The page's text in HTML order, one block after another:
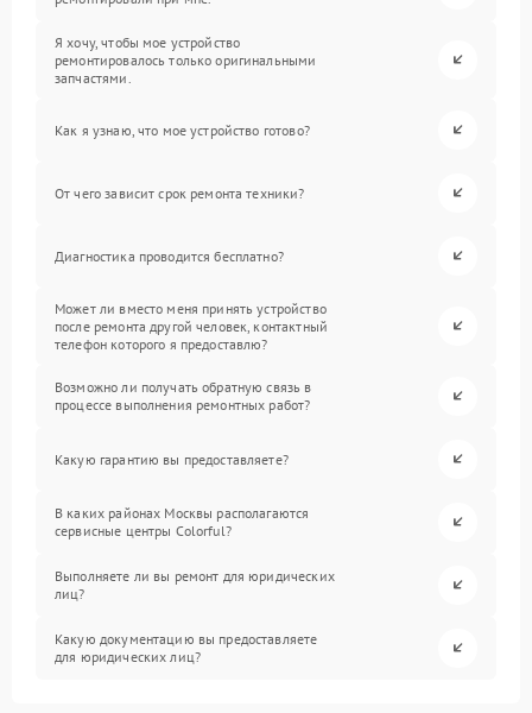
Я хочу, чтобы мое устройство
ремонтировалось только оригинальными
запчастями.
Как я узнаю, что мое устройство готово?
От чего зависит срок ремонта техники?
Диагностика проводится бесплатно?
Может ли вместо меня принять устройство
после ремонта другой человек, контактный
телефон которого я предоставлю?
Возможно ли получать обратную связь в
процессе выполнения ремонтных работ?
Какую гарантию вы предоставляете?
В каких районах Москвы располагаются
сервисные центры Colorful?
Выполняете ли вы ремонт для юридических
лиц?
Какую документацию вы предоставляете
для юридических лиц?